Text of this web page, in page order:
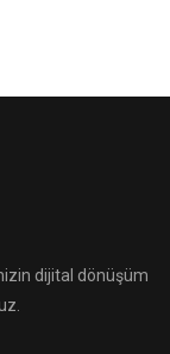
dijital dönüşüm